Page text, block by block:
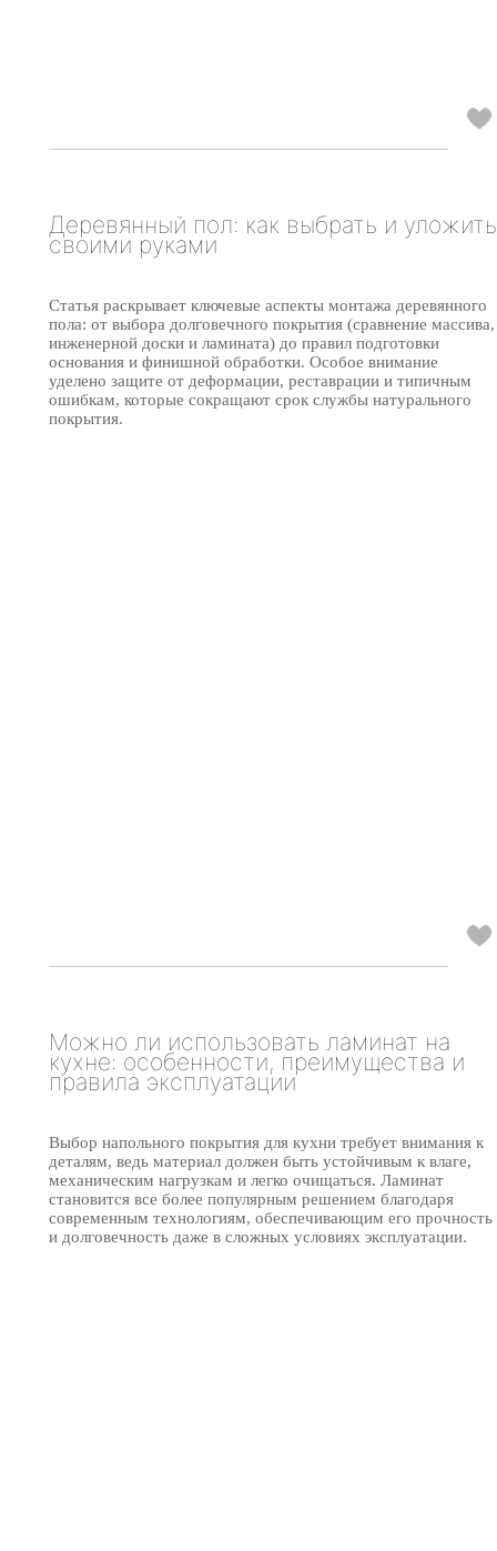
Деревянный пол: как выбрать и уложить
своими руками
Статья раскрывает ключевые аспекты монтажа деревянного
пола: от выбора долговечного покрытия (сравнение массива,
инженерной доски и ламината) до правил подготовки
основания и финишной обработки. Особое внимание
уделено защите от деформации, реставрации и типичным
ошибкам, которые сокращают срок службы натурального
покрытия.
Можно ли использовать ламинат на
кухне: особенности, преимущества и
правила эксплуатации
Выбор напольного покрытия для кухни требует внимания к
деталям, ведь материал должен быть устойчивым к влаге,
механическим нагрузкам и легко очищаться. Ламинат
становится все более популярным решением благодаря
современным технологиям, обеспечивающим его прочность
и долговечность даже в сложных условиях эксплуатации.